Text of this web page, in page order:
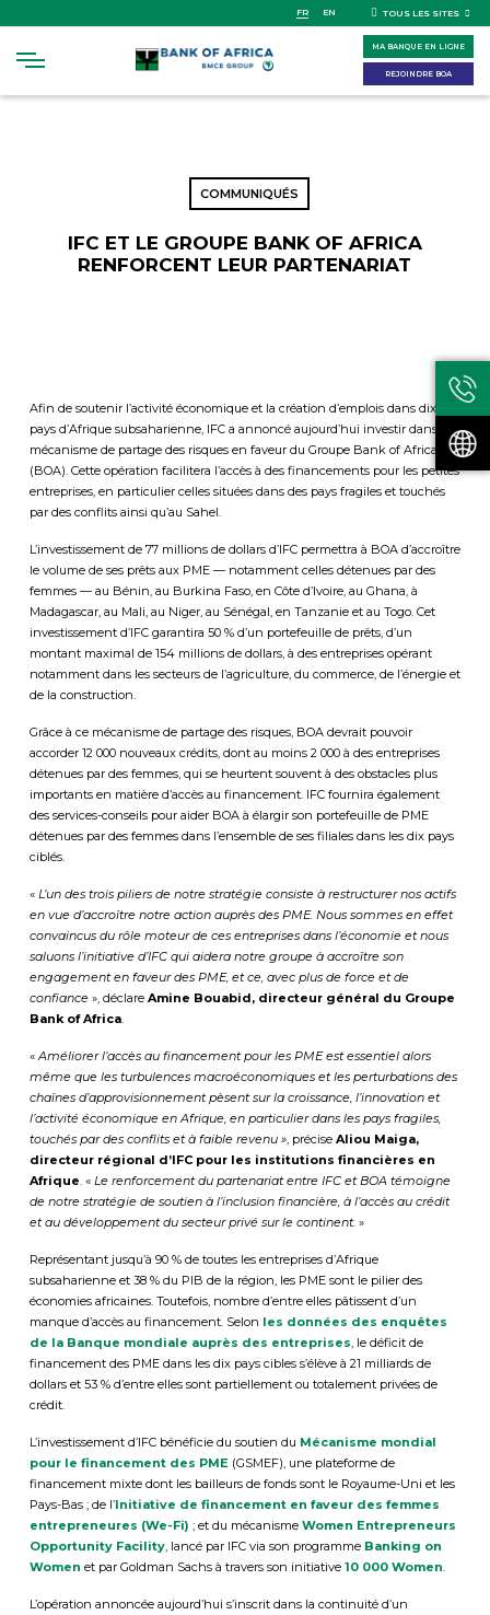
to
main
content
FR EN TOUS LES SITES
MA BANQUE EN LIGNE
REJOINDRE BOA
COMMUNIQUÉS
IFC ET LE GROUPE BANK OF AFRICA
RENFORCENT LEUR PARTENARIAT
Afin de soutenir l’activité économique et la création d’emplois dans dix
pays d’Afrique subsaharienne, IFC a annoncé aujourd’hui investir dans un
mécanisme de partage des risques en faveur du Groupe Bank of Africa
(BOA). Cette opération facilitera l’accès à des financements pour les petites
entreprises, en particulier celles situées dans des pays fragiles et touchés
par des conflits ainsi qu’au Sahel.
L’investissement de 77 millions de dollars d’IFC permettra à BOA d’accroître
le volume de ses prêts aux PME — notamment celles détenues par des
femmes — au Bénin, au Burkina Faso, en Côte d’Ivoire, au Ghana, à
Madagascar, au Mali, au Niger, au Sénégal, en Tanzanie et au Togo. Cet
investissement d’IFC garantira 50 % d’un portefeuille de prêts, d’un
montant maximal de 154 millions de dollars, à des entreprises opérant
notamment dans les secteurs de l’agriculture, du commerce, de l’énergie et
de la construction.
Grâce à ce mécanisme de partage des risques, BOA devrait pouvoir
accorder 12 000 nouveaux crédits, dont au moins 2 000 à des entreprises
détenues par des femmes, qui se heurtent souvent à des obstacles plus
importants en matière d’accès au financement. IFC fournira également
des services-conseils pour aider BOA à élargir son portefeuille de PME
détenues par des femmes dans l’ensemble de ses filiales dans les dix pays
ciblés.
« L’un des trois piliers de notre stratégie consiste à restructurer nos actifs
en vue d’accroître notre action auprès des PME. Nous sommes en effet
convaincus du rôle moteur de ces entreprises dans l’économie et nous
saluons l’initiative d’IFC qui aidera notre groupe à accroître son
engagement en faveur des PME, et ce, avec plus de force et de
confiance», déclare Amine Bouabid, directeur général du Groupe
Bank of Africa.
«Améliorer l’accès au financement pour les PME est essentiel alors
même que les turbulences macroéconomiques et les perturbations des
chaînes d’approvisionnement pèsent sur la croissance, l’innovation et
l’activité économique en Afrique, en particulier dans les pays fragiles,
touchés par des conflits et à faible revenu », précise Aliou Maiga,
directeur régional d’IFC pour les institutions financières en
Afrique. « Le renforcement du partenariat entre IFC et BOA témoigne
de notre stratégie de soutien à l’inclusion financière, à l’accès au crédit
et au développement du secteur privé sur le continent.»
Représentant jusqu’à 90 % de toutes les entreprises d’Afrique
subsaharienne et 38 % du PIB de la région, les PME sont le pilier des
économies africaines. Toutefois, nombre d’entre elles pâtissent d’un
manque d’accès au financement. Selon les données des enquêtes
de la Banque mondiale auprès des entreprises, le déficit de
financement des PME dans les dix pays cibles s’élève à 21 milliards de
dollars et 53 % d’entre elles sont partiellement ou totalement privées de
crédit.
L’investissement d’IFC bénéficie du soutien du Mécanisme mondial
pour le financement des PME(GSMEF), une plateforme de
financement mixte dont les bailleurs de fonds sont le Royaume-Uni et les
Pays-Bas ; de l’Initiative de financement en faveur des femmes
entrepreneures (We-Fi) ; et du mécanisme Women Entrepreneurs
Opportunity Facility, lancé par IFC via son programme Banking on
Women et par Goldman Sachs à travers son initiative 10 000 Women.
L’opération annoncée aujourd’hui s’inscrit dans la continuité d’un